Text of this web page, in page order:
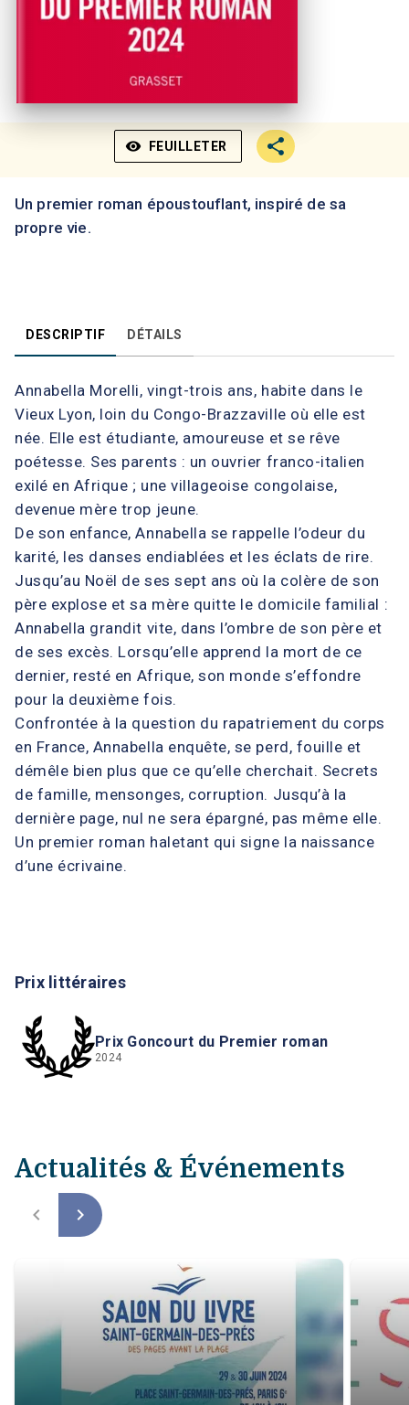
visibility FEUILLETER
Un premier roman époustouflant, inspiré de sa
propre vie.
DESCRIPTIF DÉTAILS
Annabella Morelli, vingt-trois ans, habite dans le
Vieux Lyon, loin du Congo-Brazzaville où elle est
née. Elle est étudiante, amoureuse et se rêve
poétesse. Ses parents : un ouvrier franco-italien
exilé en Afrique ; une villageoise congolaise,
devenue mère trop jeune.
De son enfance, Annabella se rappelle l’odeur du
karité, les danses endiablées et les éclats de rire.
Jusqu’au Noël de ses sept ans où la colère de son
père explose et sa mère quitte le domicile familial :
Annabella grandit vite, dans l’ombre de son père et
de ses excès. Lorsqu’elle apprend la mort de ce
dernier, resté en Afrique, son monde s’effondre
pour la deuxième fois.
Confrontée à la question du rapatriement du corps
en France, Annabella enquête, se perd, fouille et
démêle bien plus que ce qu’elle cherchait. Secrets
de famille, mensonges, corruption. Jusqu’à la
dernière page, nul ne sera épargné, pas même elle.
Un premier roman haletant qui signe la naissance
d’une écrivaine.
Prix littéraires
Prix Goncourt du Premier roman
2024
Actualités & Événements
navigate_before navigate_next